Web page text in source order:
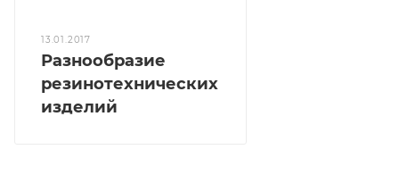
13.01.2017
Разнообразие
резинотехнических
изделий